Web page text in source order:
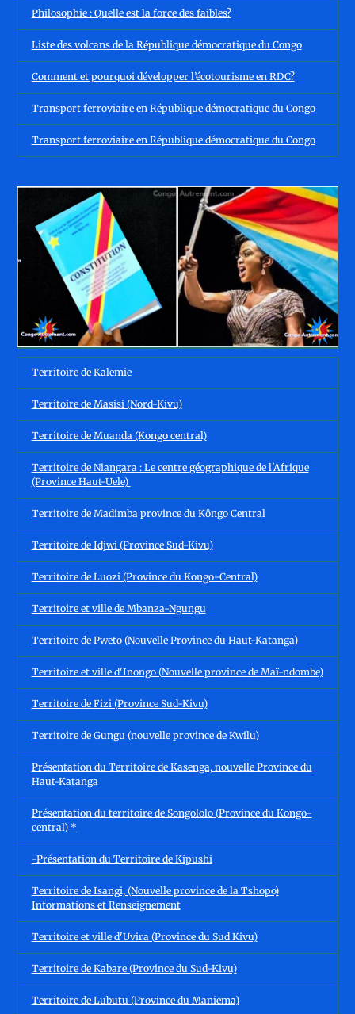
Philosophie : Quelle est la force des faibles?
Liste des volcans de la République démocratique du Congo
Comment et pourquoi développer l’écotourisme en RDC?
Transport ferroviaire en République démocratique du Congo
Transport ferroviaire en République démocratique du Congo
Territoire de Kalemie
Territoire de Masisi (Nord-Kivu)
Territoire de Muanda (Kongo central)
Territoire de Niangara : Le centre géographique de l'Afrique
(Province Haut-Uele)
Territoire de Madimba province du Kôngo Central
Territoire de Idjwi (Province Sud-Kivu)
Territoire de Luozi (Province du Kongo-Central)
Territoire et ville de Mbanza-Ngungu
Territoire de Pweto (Nouvelle Province du Haut-Katanga)
Territoire et ville d'Inongo (Nouvelle province de Maï-ndombe)
Territoire de Fizi (Province Sud-Kivu)
Territoire de Gungu (nouvelle province de Kwilu)
Présentation du Territoire de Kasenga, nouvelle Province du
Haut-Katanga
Présentation du territoire de Songololo (Province du Kongo-
central) *
-Présentation du Territoire de Kipushi
Territoire de Isangi, (Nouvelle province de la Tshopo)
Informations et Renseignement
Territoire et ville d'Uvira (Province du Sud Kivu)
Territoire de Kabare (Province du Sud-Kivu)
Territoire de Lubutu (Province du Maniema)